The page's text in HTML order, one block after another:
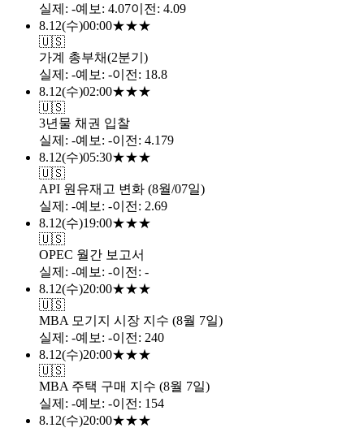
실제 : -예보 : 4.07이전 : 4.09
8.12(수)00:00★★★
🇺🇸
가계 총부채(2분기)
실제 : -예보 : -이전 : 18.8
8.12(수)02:00★★★
🇺🇸
3년물 채권 입찰
실제 : -예보 : -이전 : 4.179
8.12(수)05:30★★★
🇺🇸
API 원유재고 변화 (8월/07일)
실제 : -예보 : -이전 : 2.69
8.12(수)19:00★★★
🇺🇸
OPEC 월간 보고서
실제 : -예보 : -이전 : -
8.12(수)20:00★★★
🇺🇸
MBA 모기지 시장 지수 (8월 7일)
실제 : -예보 : -이전 : 240
8.12(수)20:00★★★
🇺🇸
MBA 주택 구매 지수 (8월 7일)
실제 : -예보 : -이전 : 154
8.12(수)20:00★★★